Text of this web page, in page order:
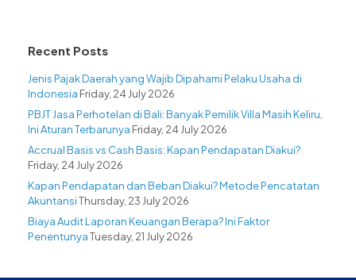
Recent Posts
Jenis Pajak Daerah yang Wajib Dipahami Pelaku Usaha di
Indonesia Friday, 24 July 2026
PBJT Jasa Perhotelan di Bali: Banyak Pemilik Villa Masih Keliru,
Ini Aturan Terbarunya Friday, 24 July 2026
Accrual Basis vs Cash Basis: Kapan Pendapatan Diakui?
Friday, 24 July 2026
Kapan Pendapatan dan Beban Diakui? Metode Pencatatan
AkuntansiThursday, 23 July 2026
Biaya Audit Laporan Keuangan Berapa? Ini Faktor
PenentunyaTuesday, 21 July 2026